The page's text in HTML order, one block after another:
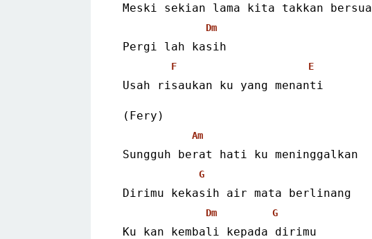
Meski sekian lama kita takkan bersua
Dm
Pergi lah kasih
F E
Usah risaukan ku yang menanti
(Fery)
Am
Sungguh berat hati ku meninggalkan
G
Dirimu kekasih air mata berlinang
Dm G
Ku kan kembali kepada dirimu